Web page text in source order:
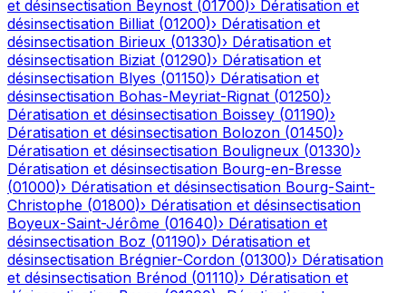
et désinsectisation Beynost (01700)› Dératisation et
désinsectisation Billiat (01200)› Dératisation et
désinsectisation Birieux (01330)› Dératisation et
désinsectisation Biziat (01290)› Dératisation et
désinsectisation Blyes (01150)› Dératisation et
désinsectisation Bohas-Meyriat-Rignat (01250)›
Dératisation et désinsectisation Boissey (01190)›
Dératisation et désinsectisation Bolozon (01450)›
Dératisation et désinsectisation Bouligneux (01330)›
Dératisation et désinsectisation Bourg-en-Bresse
(01000)› Dératisation et désinsectisation Bourg-Saint-
Christophe (01800)› Dératisation et désinsectisation
Boyeux-Saint-Jérôme (01640)› Dératisation et
désinsectisation Boz (01190)› Dératisation et
désinsectisation Brégnier-Cordon (01300)› Dératisation
et désinsectisation Brénod (01110)› Dératisation et